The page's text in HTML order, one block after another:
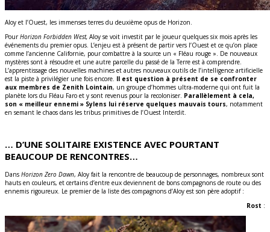
Aloy et l’Ouest, les immenses terres du deuxième opus de Horizon.
PourHorizon Forbidden West, Aloy se voit investit par le joueur quelques six mois après les
événements du premier opus. L’enjeu est à présent de partir vers l’Ouest et ce qu’on place
comme l’ancienne Californie, pour combattre à la source un « Fléau rouge ». De nouveaux
mystères sont à résoudre et une autre parcelle du passé de la Terre est à comprendre.
L’apprentissage des nouvelles machines et autres nouveaux outils de l’intelligence artificielle
est la piste à privilégier une fois encore. Il est question à présent de se confronter
aux membres de Zenith Lointain, un groupe d’hommes ultra-moderne qui ont fuit la
planète lors du Fléau Faro et y sont revenus pour la recoloniser. Parallèlement à cela,
son « meilleur ennemi » Sylens lui réserve quelques mauvais tours, notamment
en semant le chaos dans les tribus primitives de l’Ouest Interdit.
… D’UNE SOLITAIRE EXISTENCE AVEC POURTANT
BEAUCOUP DE RENCONTRES…
Dans Horizon Zero Dawn, Aloy fait la rencontre de beaucoup de personnages, nombreux sont
hauts en couleurs, et certains d’entre eux deviennent de bons compagnons de route ou des
ennemis rigoureux. Le premier de la liste des compagnons d’Aloy est son père adoptif :
Rost :